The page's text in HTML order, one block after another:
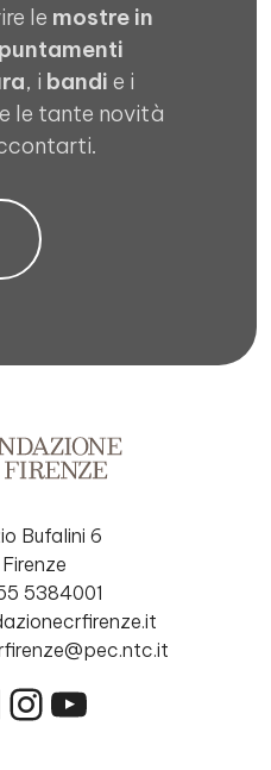
le mostre in
, i bandi e i
le tante novità
Bufalini 6
5384001
Instagram
YouTube